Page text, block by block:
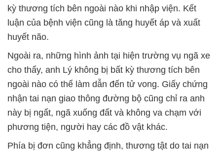
kỳ thương tích bên ngoài nào khi nhập viện. Kết
luận của bệnh viện cũng là tăng huyết áp và xuất
huyết não.
Ngoài ra, những hình ảnh tại hiện trường vụ ngã xe
cho thấy, anh Lý không bị bất kỳ thương tích bên
ngoài nào có thể làm dẫn đến tử vong. Giấy chứng
nhận tai nạn giao thông đường bộ cũng chỉ ra anh
này bị ngất, ngã xuống đất và không va chạm với
phương tiện, người hay các đồ vật khác.
Phía bị đơn cũng khẳng định, thương tật do tai nạn